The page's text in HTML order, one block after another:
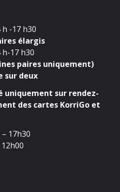
-17 h30
élargis
h-17 h30
paires uniquement)
sur deux
uniquement sur rendez-
des cartes KorriGo et
17h30